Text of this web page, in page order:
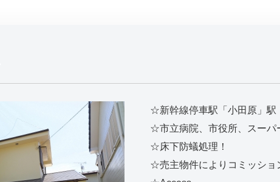
☆新幹線停車駅「小田原」
☆市立病院、市役所、スーパ
☆床下防蟻処理！
☆売主物件によりコミッショ